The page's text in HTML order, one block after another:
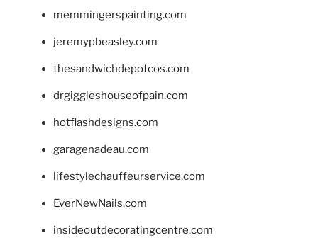
memmingerspainting.com
jeremypbeasley.com
thesandwichdepotcos.com
drgiggleshouseofpain.com
hotflashdesigns.com
garagenadeau.com
lifestylechauffeurservice.com
EverNewNails.com
insideoutdecoratingcentre.com